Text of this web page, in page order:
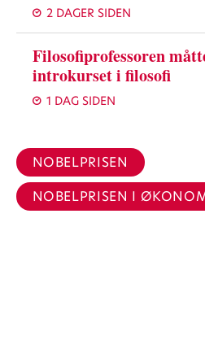
2 DAGER SIDEN
Filosofiprofessoren
introkurset i filosofi
1 DAG SIDEN
NOBELPRISEN
NOBELPRISEN I